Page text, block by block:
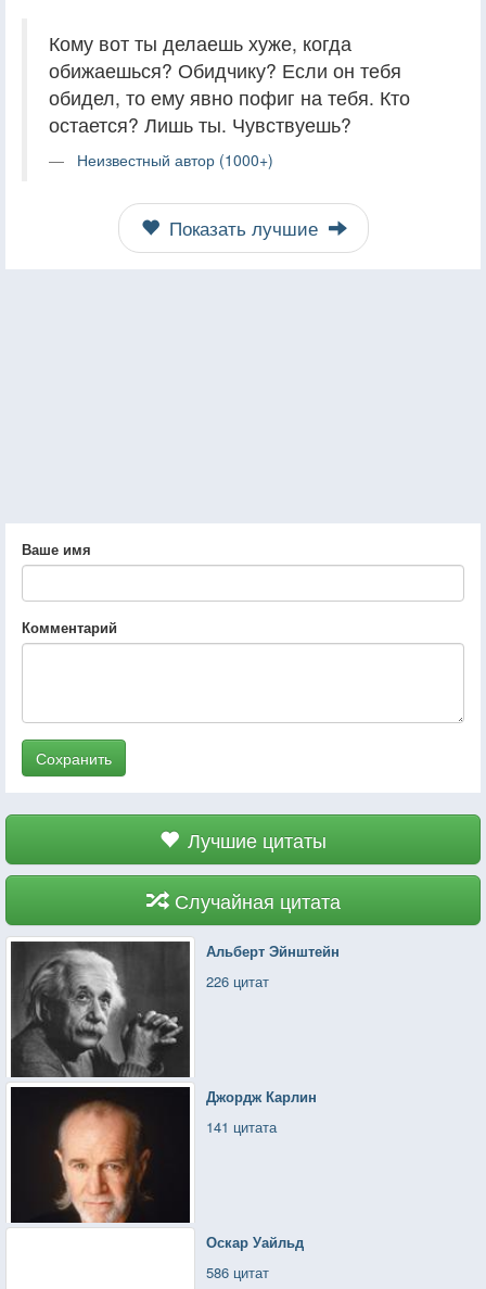
Кому вот ты делаешь хуже, когда
обижаешься? Обидчику? Если он тебя
обидел, то ему явно пофиг на тебя. Кто
остается? Лишь ты. Чувствуешь?
Неизвестный автор (1000+)
Показать лучшие
Ваше имя
Комментарий
Сохранить
Лучшие цитаты
Случайная цитата
Альберт Эйнштейн
226 цитат
Джордж Карлин
141 цитата
Оскар Уайльд
586 цитат